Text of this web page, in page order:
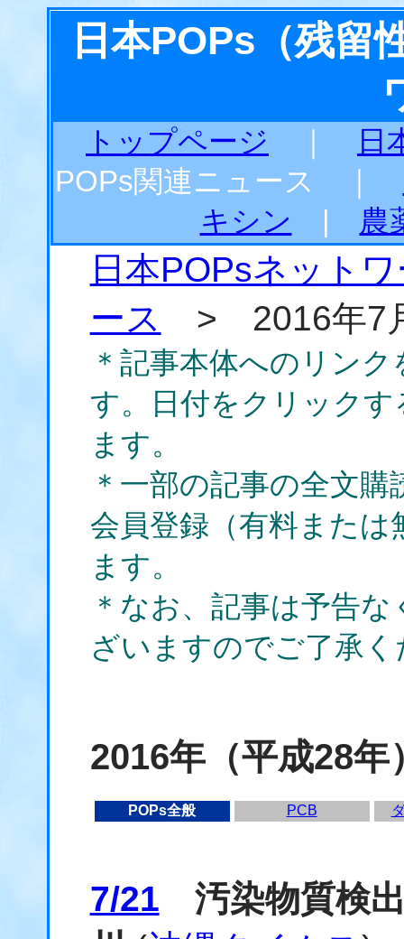
日本POPs（残留
トップページ
日
POPs関連ニュース ｜
キシン
農
日本POPsネット
ース
> 2016年7
＊記事本体へのリン
す。日付をクリック
ます。
＊一部の記事の全文
会員登録（有料また
ます。
＊なお、記事は予告
ざいますのでご了承
2016年（平成28年
POPs全般 PCB
7/21 汚染物質検